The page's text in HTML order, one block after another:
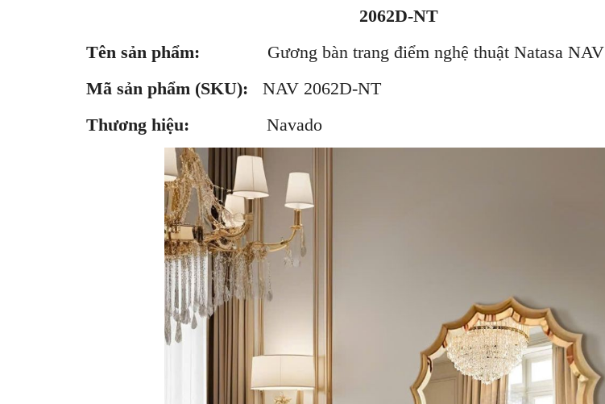
2062D-NT
Tên sản phẩm: Gương bàn trang điểm nghệ thuật Natasa
Mã sản phẩm (SKU): NAV 2062D-NT
Thương hiệu: Navado